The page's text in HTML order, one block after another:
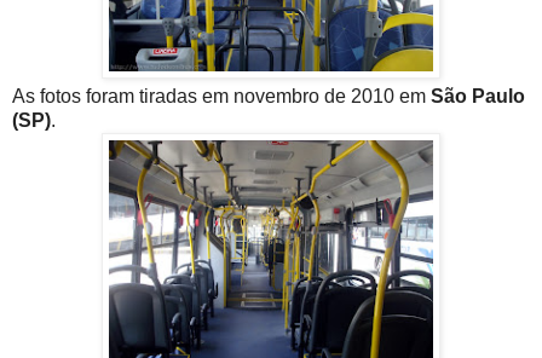
As fotos foram tiradas em novembro de 2010 em São Paulo
(SP).